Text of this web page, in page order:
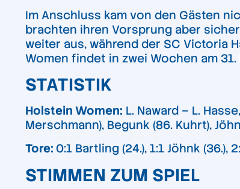
Im Anschluss kam von den Gästen
brachten ihren Vorsprung aber
weiter aus, während der SC Victoria
Women findet in zwei Wochen am
STATISTIK
Holstein Women: L. Naward – L.
Merschmann), Begunk (86. Kuhrt),
Tore: 0:1 Bartling (24.), 1:1 Jöhnk (36.),
STIMMEN ZUM SPIEL